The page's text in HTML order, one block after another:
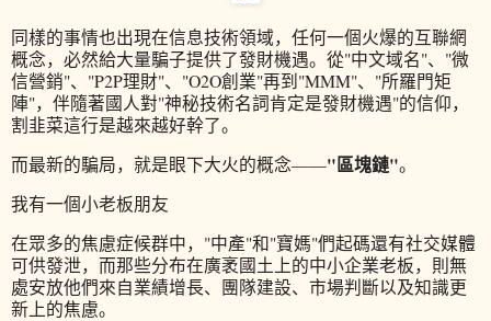
同樣的事情也出現在信息技術領域，任何一個火爆的互聯網
概念，必然給大量騙子提供了發財機遇。從"中文域名"、"微
信營銷"、"P2P理財"、"O2O創業"再到"MMM"、"所羅門矩
陣"，伴隨著國人對"神秘技術名詞肯定是發財機遇"的信仰，
割韭菜這行是越來越好幹了。
而最新的騙局，就是眼下大火的概念——"區塊鏈"。
我有一個小老板朋友
在眾多的焦慮症候群中，"中產"和"寶媽"們起碼還有社交媒體
可供發泄，而那些分布在廣袤國土上的中小企業老板，則無
處安放他們來自業績增長、團隊建設、市場判斷以及知識更
新上的焦慮。